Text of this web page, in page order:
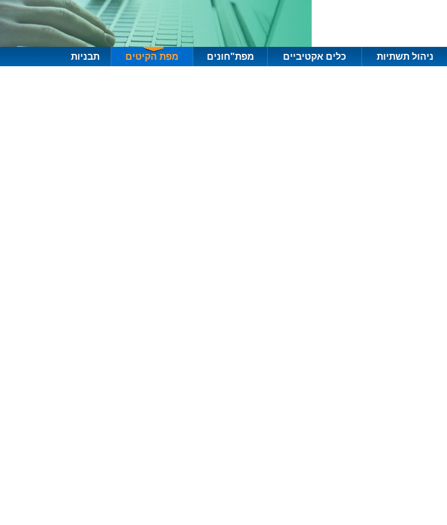
ניהול תשתיות כלים אקטיביים מפת"חונים מפת הקיטים תבניות